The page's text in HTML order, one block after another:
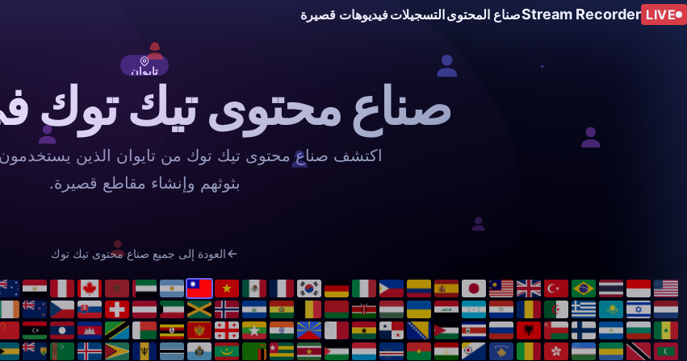
LIVE
Stream Recorderصناع المحتوىالتسجيلاتفيديوهات قصيرة
تايوان
صناع محتوى تيك توك
اكتشف صناع محتوى تيك توك من تايوان الذين
بثوثهم وإنشاء مقاطع قصيرة.
العودة إلى جميع صناع محتوى تيك توك